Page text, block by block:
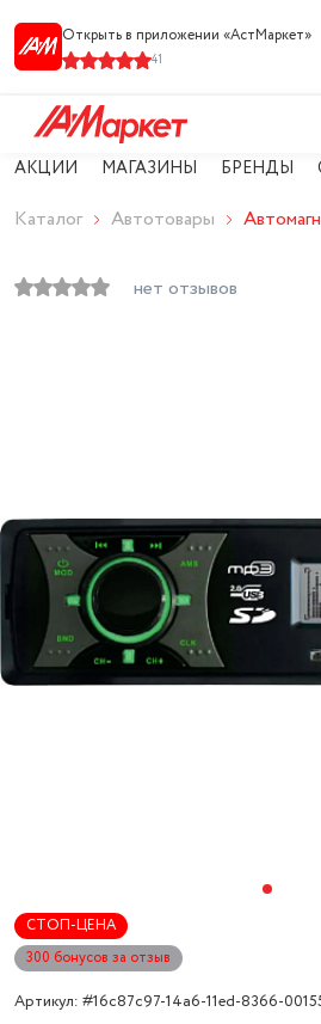
Открыть в приложении «АстМарке‪т‬»
41
АКЦИИ МАГАЗИНЫ БРЕНДЫ
Каталог Автотовары
нет отзывов
СТОП-ЦЕНА
300 бонусов за отзыв
Артикул: #16c87c97-14a6-11ed-8366-